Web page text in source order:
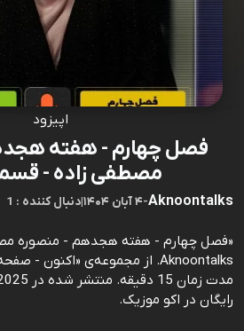
اپیزود
فصل چهارم - هفته
مصطفی زاده - قسمت
Aknoontalks
-۴ آبان ۱۴۰۴ |1 : دنبال کننده
«فصل چهارم - هفته هجدهم - منصوره
رایگان در اکو موزیک.